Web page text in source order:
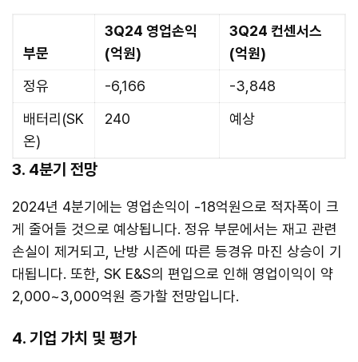
부문
3Q24 영업손익
(억원)
3Q24 컨센서스
(억원)
정유
-6,166
-3,848
배터리(SK
온)
240 예상
3. 4분기 전망
2024년 4분기에는 영업손익이 -18억원으로 적자폭이 크
게 줄어들 것으로 예상됩니다. 정유 부문에서는 재고 관련
손실이 제거되고, 난방 시즌에 따른 등경유 마진 상승이 기
대됩니다. 또한, SK E&S의 편입으로 인해 영업이익이 약
2,000~3,000억원 증가할 전망입니다.
4. 기업 가치 및 평가